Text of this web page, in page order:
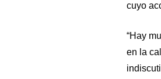
cuyo
“Hay
en la